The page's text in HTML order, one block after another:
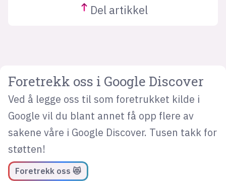
Del artikkel
Foretrekk oss i Google Discover
Ved å legge oss til som foretrukket kilde i
Google vil du blant annet få opp flere av
sakene våre i Google Discover. Tusen takk for
støtten!
Foretrekk oss 😻